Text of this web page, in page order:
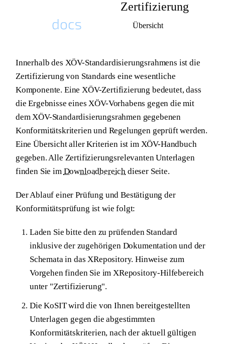
Zertifizierung
Übersicht
Innerhalb des XÖV-Standardisierungsrahmens ist die
Zertifizierung von Standards eine wesentliche
Komponente. Eine XÖV-Zertifizierung bedeutet, dass
die Ergebnisse eines XÖV-Vorhabens gegen die mit
dem XÖV-Standardisierungsrahmen gegebenen
Konformitätskriterien und Regelungen geprüft werden.
Eine Übersicht aller Kriterien ist im XÖV-Handbuch
gegeben. Alle Zertifizierungsrelevanten Unterlagen
finden Sie im Downloadbereich dieser Seite.
Der Ablauf einer Prüfung und Bestätigung der
Konformitätsprüfung ist wie folgt:
Laden Sie bitte den zu prüfenden Standard
inklusive der zugehörigen Dokumentation und der
Schemata in das XRepository. Hinweise zum
Vorgehen finden Sie im XRepository-Hilfebereich
unter "Zertifizierung".
Die KoSIT wird die von Ihnen bereitgestellten
Unterlagen gegen die abgestimmten
Konformitätskriterien, nach der aktuell gültigen